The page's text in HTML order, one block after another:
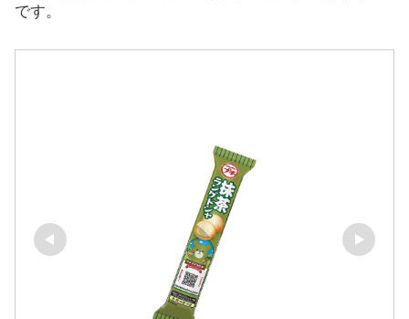
です。